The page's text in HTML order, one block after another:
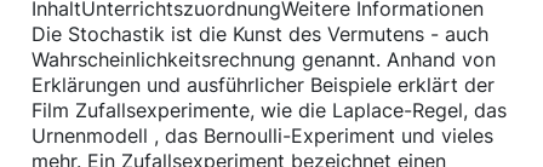
InhaltUnterrichtszuordnungWeitere Informationen
Die Stochastik ist die Kunst des Vermutens - auch
Wahrscheinlichkeitsrechnung genannt. Anhand von
Erklärungen und ausführlicher Beispiele erklärt der
Film Zufallsexperimente, wie die Laplace-Regel, das
Urnenmodell , das Bernoulli-Experiment und vieles
mehr. Ein Zufallsexperiment bezeichnet einen